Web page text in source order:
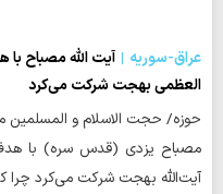
عراق-سوریه
آیت الله مصباح
العظمی بهجت شرکت می‌کرد
حوزه/ حجت الاسلام و المسلمین
مصباح یزدی (قدس سره) با
آیت‌الله بهجت شرکت می‌کرد چرا